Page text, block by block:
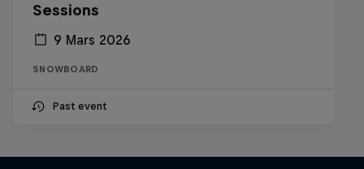
Sessions
9 Mars 2026
SNOWBOARD
Past event